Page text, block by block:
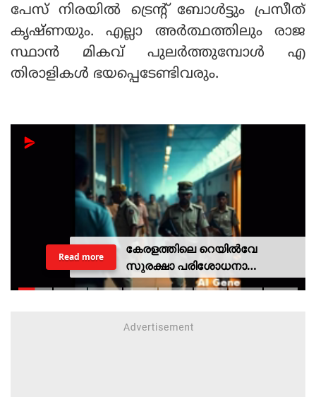
പേസ് നിരയില്‍ ട്രെന്റ് ബോള്‍ട്ടും പ്രസീത്
കൃഷ്ണയും. എല്ലാ അര്‍ത്ഥത്തിലും രാജ
സ്ഥാന്‍ മികവ് പുലര്‍ത്തുമ്പോള്‍ എ
തിരാളികള്‍ ഭയപ്പെടേണ്ടിവരും.
കേരളത്തിലെ റെയില്‍വേ
സുരക്ഷാ പരിശോധനാ
ദൗത്യമായ ഓപ്പറേഷന്‍
Read more